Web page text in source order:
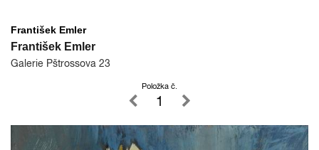
František Emler
František Emler
Galerie Pštrossova 23
Položka č.
1